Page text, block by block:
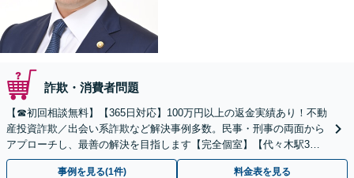
詐欺・消費者問題
【☎︎初回相談無料】【365日対応】100万円以上の返金実績あり！不動
産投資詐欺／出会い系詐欺など解決事例多数。民事・刑事の両面から
アプローチし、最善の解決を目指します【完全個室】【代々木駅3
分】
事例を見る(1件) 料金表を見る